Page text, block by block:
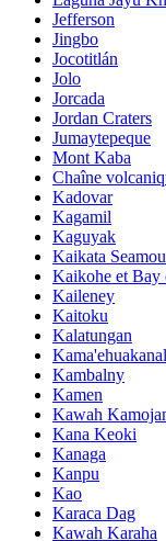
Jefferson
Jingbo
Jocotitlán
Jolo
Jorcada
Jordan Craters
Jumaytepeque
Mont Kaba
Chaîne
Kadovar
Kagamil
Kaguyak
Kaikata
Kaikohe et Bay
Kaileney
Kaitoku
Kalatungan
Kambalny
Kamen
Kawah
Kana Keoki
Kanaga
Kanpu
Kao
Karaca Dag
Kawah Karaha